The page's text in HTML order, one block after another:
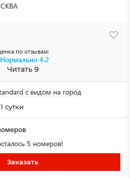
по отзывам:
Нормально 4.2
Читать 9
с видом на город
сутки
5 номеров!
Заказать